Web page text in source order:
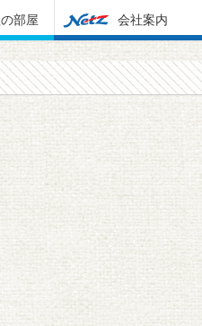
部屋 会社案内